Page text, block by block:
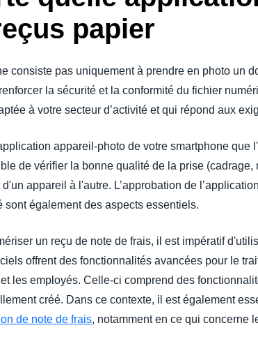
papier
consiste pas uniquement à prendre en photo un
la sécurité et la conformité du fichier
à votre secteur d’activité et qui répond aux
appareil-photo de votre smartphone que
de vérifier la bonne qualité de la prise (cadrage,
appareil à l'autre. L’approbation de
également des aspects essentiels.
un reçu de note de frais, il est impératif
offrent des fonctionnalités avancées pour le
les employés. Celle-ci comprend des
créé. Dans ce contexte, il est également
de note de frais, notamment en ce qui concerne